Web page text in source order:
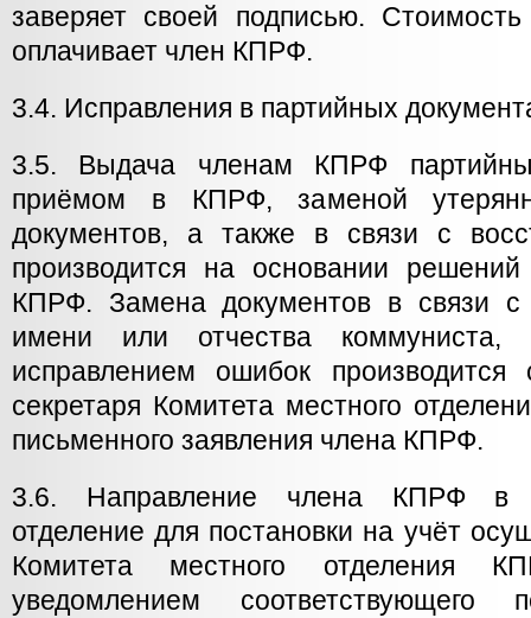
заверяет своей подписью.
оплачивает член КПРФ.
3.4. Исправления в партийных
3.5. Выдача членам КПРФ
приёмом в КПРФ, заменой
документов, а также в связи с
производится на основании решений
КПРФ. Замена документов в связи
имени или отчества
исправлением ошибок
секретаря Комитета местного
письменного заявления члена КПРФ.
3.6. Направление члена КПРФ в
отделение для постановки на учёт
Комитета местного отделения
уведомлением соответствующего